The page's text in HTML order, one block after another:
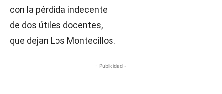
con la pérdida indecente
de dos útiles docentes,
que dejan Los Montecillos.
- Publicidad -